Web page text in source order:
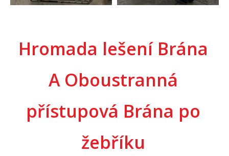
Hromada lešení Brána
A Oboustranná
přístupová Brána po
žebříku